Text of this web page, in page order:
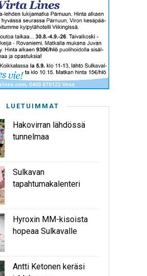
LUETUIMMAT
Hakovirran lähdössä
tunnelmaa
Sulkavan
tapahtumakalenteri
Hyroxin MM-kisoista
hopeaa Sulkavalle
Antti Ketonen keräsi